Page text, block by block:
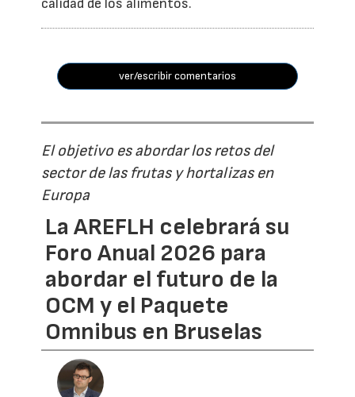
calidad de los alimentos.
ver/escribir comentarios
El objetivo es abordar los retos del
sector de las frutas y hortalizas en
Europa
La AREFLH celebrará su
Foro Anual 2026 para
abordar el futuro de la
OCM y el Paquete
Omnibus en Bruselas